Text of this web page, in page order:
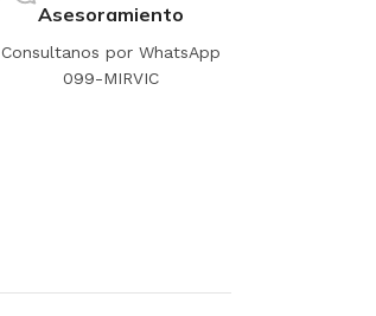
Asesoramiento
Consultanos por WhatsApp
099-MIRVIC